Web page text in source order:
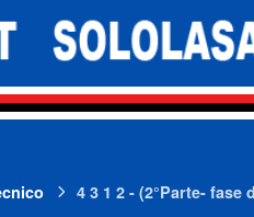
4 3 1 2 - (2°Parte- fase